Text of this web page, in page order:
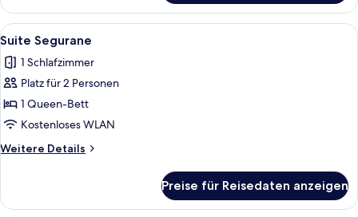
Prestige
Mezzanine
Alle
Fotos
für
Suite
Segurane
anzeigen
Ein modernes Hotelzimmer mit
7
Suite Segurane
1 Schlafzimmer
Platz für 2 Personen
1 Queen-Bett
Kostenloses WLAN
Weitere Details
Weitere
Segurane
Preise für Reisedaten anzeigen